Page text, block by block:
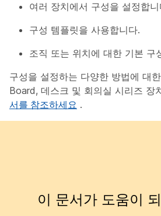
여러 장치에서 구성을 설정합니
구성 템플릿을 사용합니다.
조직 또는 위치에 대한 기본 구
구성을 설정하는 다양한 방법에 대
Board, 데스크 및 회의실 시리즈 장
서를 참조하세요 .
이 문서가 도움이